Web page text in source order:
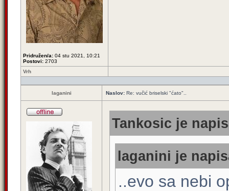
Pridružen/a: 04 stu 2021, 10:21
Postovi: 2703
Vrh
laganini Naslov: Re: vučić briselski "ćato"..
Tankosic je
laganini je
..evo sa nebi